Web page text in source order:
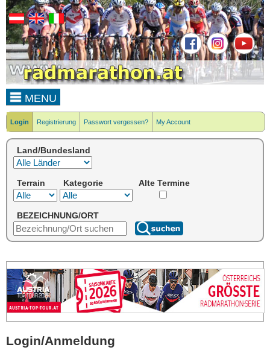
MENU
Login Registrierung Passwort vergessen? My Account
Land/Bundesland
Terrain Kategorie Alte Termine
BEZEICHNUNG/ORT
Login/Anmeldung